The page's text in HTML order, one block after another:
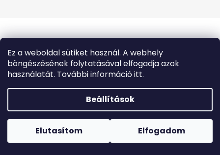
Ez a weboldal sütiket használ. A webhely
böngészésének folytatásával elfogadja azok
használatát. További információ itt.
Beállítások
Elutasítom Elfogadom
Forró napokon nem javasoljuk a csomagautomatákba
történő kézbesítést. A magas hőmérsékletre érzékeny
termékek átvételkor nem biztos, hogy optimális állapotban
u
k
BEAUTY
OF
JOSEON
STICK
MUGWORT
CAMELIA
SPF50+/PA++++,